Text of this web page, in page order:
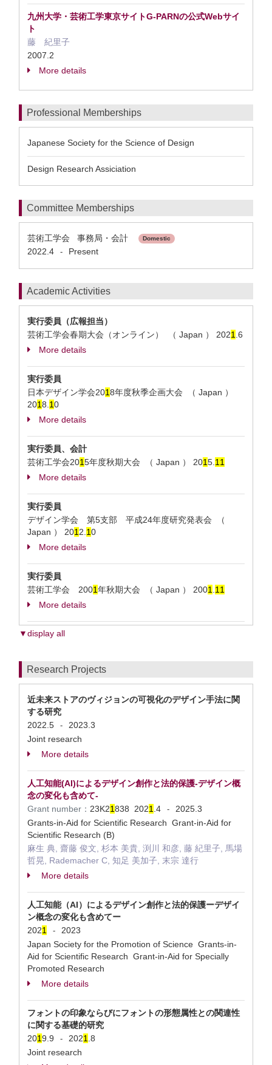
九州大学・芸術工学東京サイトG-PARNの公式Webサイ
ト
藤 紀里子
2007.2
More details
Professional Memberships
Japanese Society for the Science of Design
Design Research Assiciation
Committee Memberships
芸術工学会 事務局・会計 Domestic
2022.4 - Present
Academic Activities
実行委員（広報担当）
芸術工学会春期大会（オンライン） （ Japan ） 2021 .6
More details
実行委員
日本デザイン学会2018年度秋季企画大会 （ Japan ）
2018. 10
More details
実行委員、会計
芸術工学会2015年度秋期大会 （ Japan ） 2015. 1 1
More details
実行委員
デザイン学会 第5支部 平成24年度研究発表会 （
Japan ） 201 2. 10
More details
実行委員
芸術工学会 2001年秋期大会 （ Japan ） 2001 1 1
More details
▼display all
Research Projects
近未来ストアのヴィジョンの可視化のデザイン手法に関
する研究
2022.5
-
2023.3
Joint research
More details
人工知能(AI)によるデザイン創作と法的保護-デザイン概
念の変化も含めて-
Grant number： 23K21838 2021 .4 -
2025.3
Grants-in-Aid for Scientific Research Grant-in-Aid for
Scientific Research (B)
麻生 典, 齋藤 俊文, 杉本 美貴, 渕川 和彦, 藤 紀里子, 馬場
哲晃, Rademacher C, 知足 美加子, 末宗 達行
More details
人工知能（AI）によるデザイン創作と法的保護ーデザイ
ン概念の変化も含めてー
2021 -
2023
Japan Society for the Promotion of Science Grants-in-
Aid for Scientific Research Grant-in-Aid for Specially
Promoted Research
More details
フォントの印象ならびにフォントの形態属性との関連性
に関する基礎的研究
2019.9 - 2021 .8
Joint research